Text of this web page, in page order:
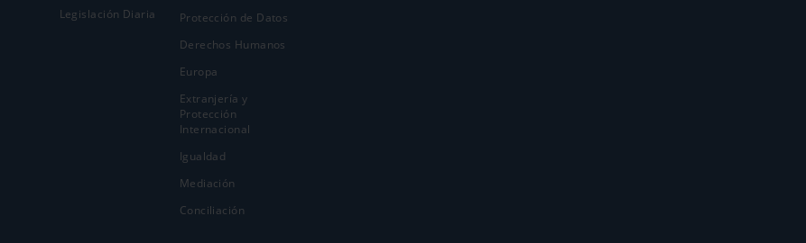
Legislación Diaria
Protección de Datos
Derechos Humanos
Europa
Extranjería y
Protección
Internacional
Igualdad
Mediación
Conciliación